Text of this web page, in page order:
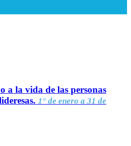
a la vida de las personas
1° de enero a 31 de